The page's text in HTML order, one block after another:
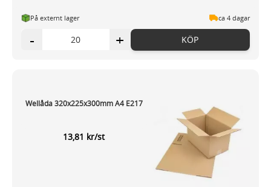
På externt lager ca 4 dagar
- + KÖP
Wellåda 320x225x300mm A4 E217
13,81 kr/st